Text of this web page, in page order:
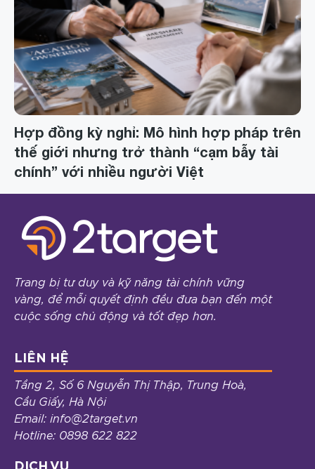
Hợp đồng kỳ nghỉ: Mô hình hợp pháp trên
thế giới nhưng trở thành “cạm bẫy tài
chính” với nhiều người Việt
Trang bị tư duy và kỹ năng tài chính vững
vàng, để mỗi quyết định đều đưa bạn đến một
cuộc sống chủ động và tốt đẹp hơn.
LIÊN HỆ
Tầng 2, Số 6 Nguyễn Thị Thập, Trung Hoà,
Cầu Giấy, Hà Nội
Email: info@2target.vn
Hotline: 0898 622 822